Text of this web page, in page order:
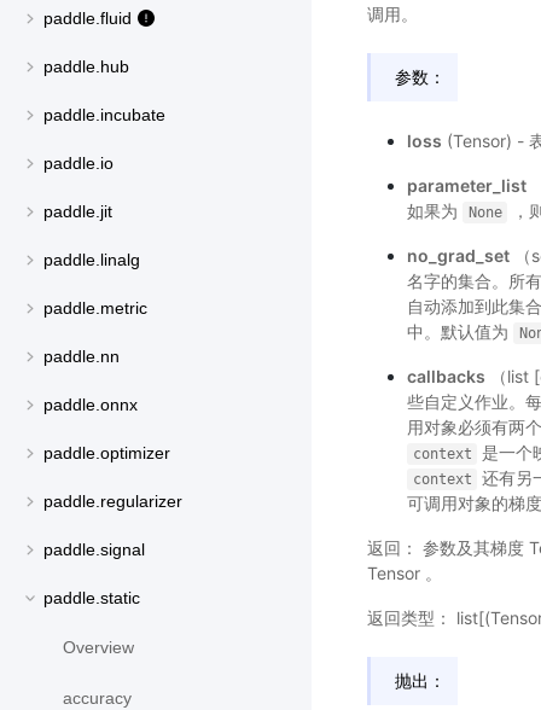
paddle.fluid
paddle.hub
paddle.incubate
paddle.io
paddle.jit
paddle.linalg
paddle.metric
paddle.nn
paddle.onnx
paddle.optimizer
paddle.regularizer
paddle.signal
paddle.static
Overview
accuracy
调用。
参数：
loss (Tensor) -
parameter_list
如果为
None ，
no_grad_set（
名字的集合。所
自动添加到此集
中。默认值为
callbacks （list
些自定义作业。
用对象必须有两
context 是一个
context
还有另
可调用对象的梯
返回： 参数及其梯度
Tensor 。
返回类型：
抛出：